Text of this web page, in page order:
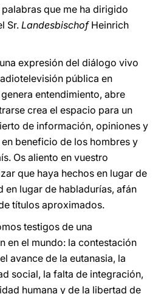
que me ha dirigido
Sr. LandesbischofHeinrich
expresión del diálogo vivo
pública en
entendimiento, abre
crea el espacio para un
de información, opiniones y
beneficio de los hombres y
Os aliento en vuestro
que haya hechos en lugar de
en lugar de habladurías, afán
títulos aproximados.
testigos de una
en el mundo: la contestación
avance de la eutanasia, la
social, la falta de integración,
humana y de la libertad de